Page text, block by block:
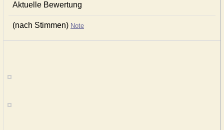
Aktuelle Bewertung
(nach Stimmen) Note